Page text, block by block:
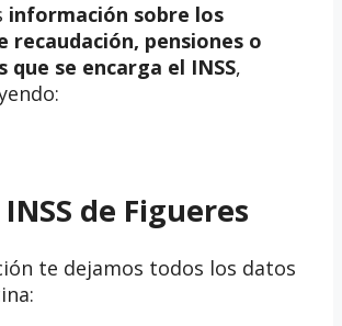
información sobre los
recaudación, pensiones o
que se encarga el INSS,
de Figueres
te dejamos todos los datos